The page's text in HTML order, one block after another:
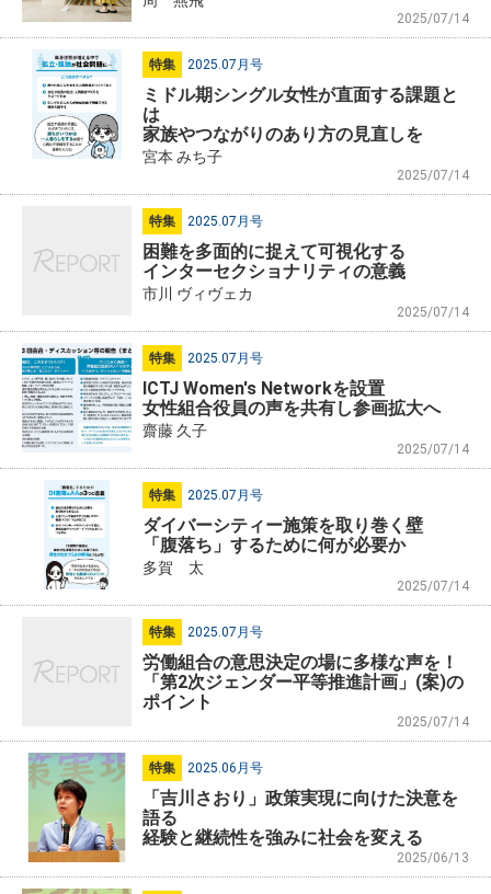
2025/07/14
特集 2025.07月号
2025/07/14
ミドル期シングル女性が直面する課題と
は
家族やつながりのあり方の見直しを
宮本 みち子
特集 2025.07月号
2025/07/14
困難を多面的に捉えて可視化する
インターセクショナリティの意義
市川 ヴィヴェカ
特集 2025.07月号
2025/07/14
ICTJ Women's Networkを設置
女性組合役員の声を共有し参画拡大へ
齋藤 久子
特集 2025.07月号
2025/07/14
ダイバーシティー施策を取り巻く壁
「腹落ち」するために何が必要か
多賀 太
特集 2025.07月号
2025/07/14
労働組合の意思決定の場に多様な声を！
「第2次ジェンダー平等推進計画」(案)の
ポイント
特集 2025.06月号
2025/06/13
「吉川さおり」政策実現に向けた決意を
語る
経験と継続性を強みに社会を変える